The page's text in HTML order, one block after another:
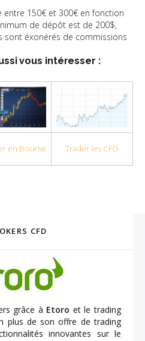
150€ et 300€ en fonction
de dépôt est de 200$,
sont éxonérés de commissions
vous intéresser :
en Bourse Trader les CFD
CFD
grâce à Etoro et le trading
plus de son offre de trading
innovantes sur le